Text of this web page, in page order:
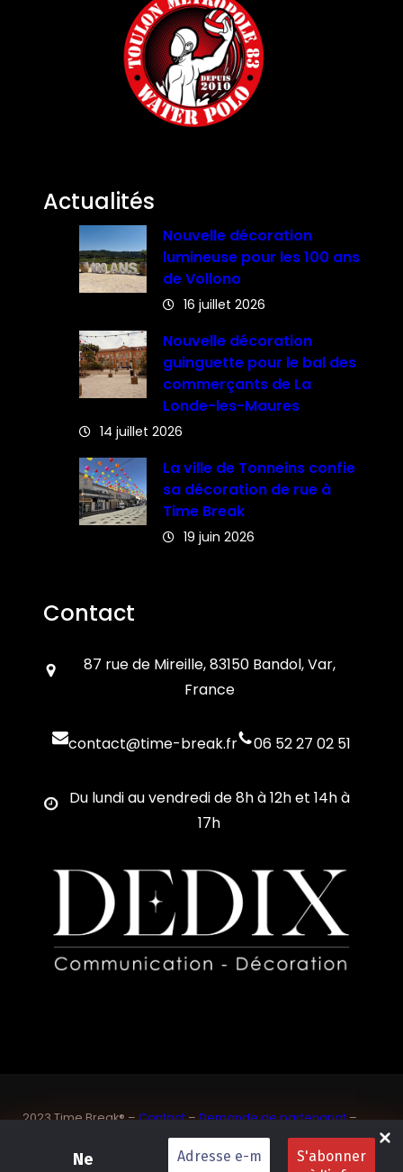
Ne
Actualités
Nouvelle décoration
lumineuse pour les 100 ans
de Vollono
16 juillet 2026
Nouvelle décoration
guinguette pour le bal des
commerçants de La
Londe-les-Maures
14 juillet 2026
La ville de Tonneins confie
sa décoration de rue à
Time Break
19 juin 2026
Contact
87 rue de Mireille, 83150 Bandol, Var,
France
contact@time-break.fr 06 52 27 02 51
Du lundi au vendredi de 8h à 12h et 14h à
17h
2023 Time Break® –Contact–Demande de partenariat–
Sponsoriser un joueur de padel français
SASU Dedix Communication – 87 rue de Mireille – 83 150